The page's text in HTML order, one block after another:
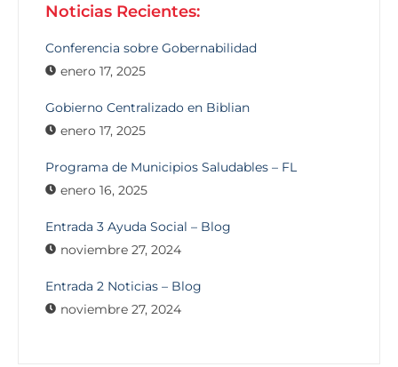
Noticias Recientes:
Conferencia sobre Gobernabilidad
enero 17, 2025
Gobierno Centralizado en Biblian
enero 17, 2025
Programa de Municipios Saludables – FL
enero 16, 2025
Entrada 3 Ayuda Social – Blog
noviembre 27, 2024
Entrada 2 Noticias – Blog
noviembre 27, 2024